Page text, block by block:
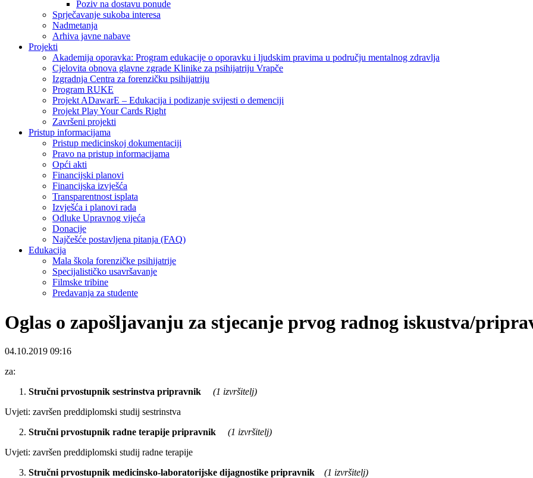
Poziv na dostavu ponude
Sprječavanje sukoba interesa
Nadmetanja
Arhiva javne nabave
Projekti
Akademija oporavka: Program edukacije o oporavku i ljudskim pravima u području mentalnog zdravlja
Cjelovita obnova glavne zgrade Klinike za psihijatriju Vrapče
Izgradnja Centra za forenzičku psihijatriju
Program RUKE
Projekt ADawarE – Edukacija i podizanje svijesti o demenciji
Projekt Play Your Cards Right
Završeni projekti
Pristup informacijama
Pristup medicinskoj dokumentaciji
Pravo na pristup informacijama
Opći akti
Financijski planovi
Financijska izvješća
Transparentnost isplata
Izvješća i planovi rada
Odluke Upravnog vijeća
Donacije
Najčešće postavljena pitanja (FAQ)
Edukacija
Mala škola forenzičke psihijatrije
Specijalističko usavršavanje
Filmske tribine
Predavanja za studente
Oglas o zapošljavanju za stjecanje prvog radnog iskustva/
04.10.2019 09:16
za:
Stručni prvostupnik sestrinstva pripravnik
(1 izvršitelj)
Uvjeti: završen preddiplomski studij sestrinstva
Stručni prvostupnik radne terapije pripravnik
(1 izvršitelj)
Uvjeti: završen preddiplomski studij radne terapije
Stručni prvostupnik medicinsko-laboratorijske dijagnostike pripravnik
(1 izvršitelj)